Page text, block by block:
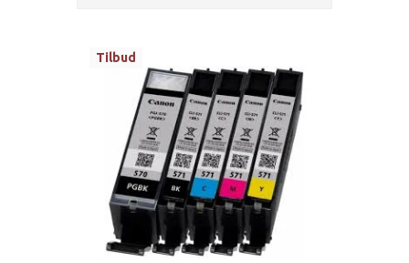
Tilbud